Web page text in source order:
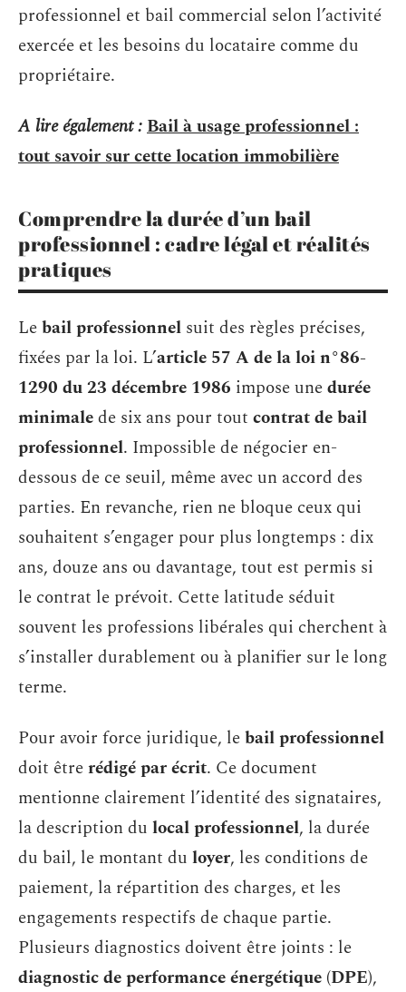
professionnel et bail commercial selon l’activité
exercée et les besoins du locataire comme du
propriétaire.
A lire également :Bail à usage professionnel :
tout savoir sur cette location immobilière
Comprendre la durée d’un bail
professionnel : cadre légal et réalités
pratiques
Lebail professionnel suit des règles précises,
fixées par la loi. L’article 57 A de la loi n°86-
1290 du 23 décembre 1986 impose unedurée
minimalede six ans pour tout contrat de bail
professionnel. Impossible de négocier en-
dessous de ce seuil, même avec un accord des
parties. En revanche, rien ne bloque ceux qui
souhaitent s’engager pour plus longtemps : dix
ans, douze ans ou davantage, tout est permis si
le contrat le prévoit. Cette latitude séduit
souvent les professions libérales qui cherchent à
s’installer durablement ou à planifier sur le long
terme.
Pour avoir force juridique, lebail professionnel
doit êtrerédigé par écrit. Ce document
mentionne clairement l’identité des signataires,
la description du local professionnel, la durée
du bail, le montant du loyer, les conditions de
paiement, la répartition des charges, et les
engagements respectifs de chaque partie.
Plusieurs diagnostics doivent être joints : le
diagnostic de performance énergétique (DPE),